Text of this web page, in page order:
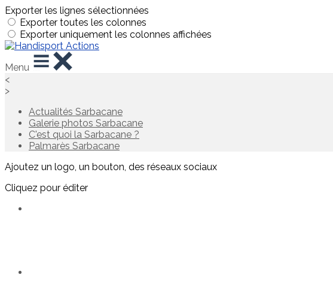
Exporter les lignes sélectionnées
Exporter toutes les colonnes
Exporter uniquement les colonnes affichées
Menu
<
>
Actualités Sarbacane
Galerie photos Sarbacane
C'est quoi la Sarbacane ?
Palmarès Sarbacane
Ajoutez un logo, un bouton, des réseaux sociaux
Cliquez pour éditer